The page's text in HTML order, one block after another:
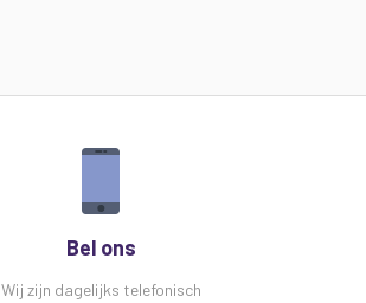
Bel ons
Wij zijn dagelijks telefonisch